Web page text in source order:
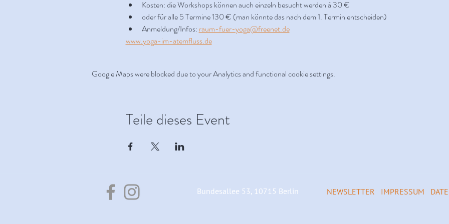
Kosten: die Workshops können auch einzeln besucht werden á 30 €
oder für alle 5 Termine 130 € (man könnte das nach dem 1. Termin entscheiden)
Anmeldung/Infos: raum-fuer-yoga@freenet.de
www.yoga-im-atemfluss.de
Google Maps were blocked due to your Analytics and functional cookie settings.
Teile dieses Event
Bundesallee 53, 10715 Berlin NEWSLETTER IMPRESSUM